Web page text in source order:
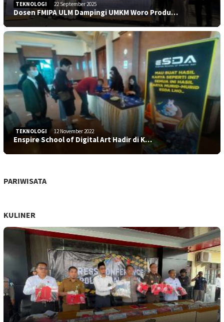
TEKNOLOGI 22 September 2025
Dosen FMIPA ULM Dampingi UMKM Woro Produ…
TEKNOLOGI 12 November 2022
Enspire School of Digital Art Hadir di K…
PARIWISATA
KULINER